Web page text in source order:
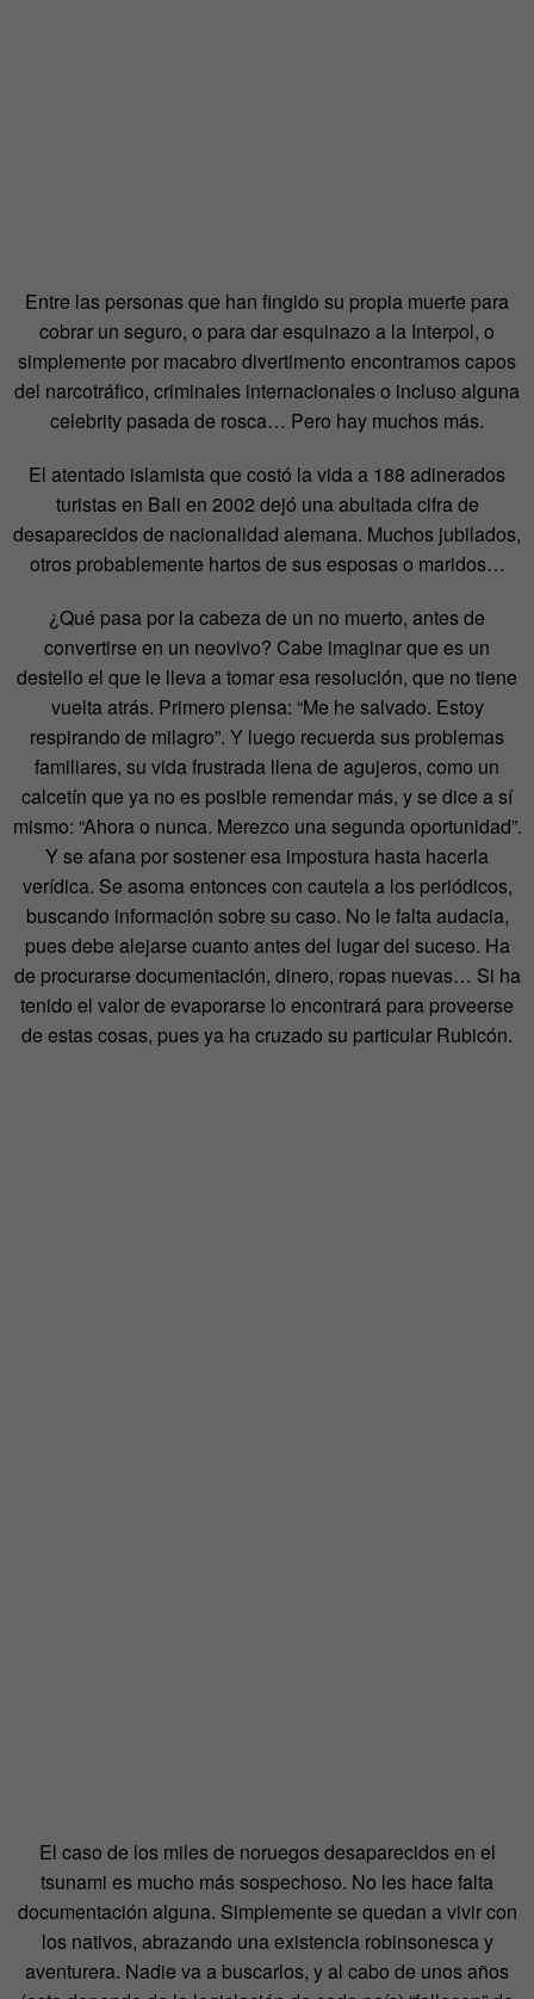
Entre las personas que han fingido su propia muerte para
cobrar un seguro, o para dar esquinazo a la Interpol, o
simplemente por macabro divertimento encontramos capos
del narcotráfico, criminales internacionales o incluso alguna
celebrity pasada de rosca… Pero hay muchos más.
El atentado islamista que costó la vida a 188 adinerados
turistas en Bali en 2002 dejó una abultada cifra de
desaparecidos de nacionalidad alemana. Muchos jubilados,
otros probablemente hartos de sus esposas o maridos…
¿Qué pasa por la cabeza de un no muerto, antes de
convertirse en un neovivo? Cabe imaginar que es un
destello el que le lleva a tomar esa resolución, que no tiene
vuelta atrás. Primero piensa: “Me he salvado. Estoy
respirando de milagro”. Y luego recuerda sus problemas
familiares, su vida frustrada llena de agujeros, como un
calcetín que ya no es posible remendar más, y se dice a sí
mismo: “Ahora o nunca. Merezco una segunda oportunidad”.
Y se afana por sostener esa impostura hasta hacerla
verídica. Se asoma entonces con cautela a los periódicos,
buscando información sobre su caso. No le falta audacia,
pues debe alejarse cuanto antes del lugar del suceso. Ha
de procurarse documentación, dinero, ropas nuevas… Si ha
tenido el valor de evaporarse lo encontrará para proveerse
de estas cosas, pues ya ha cruzado su particular Rubicón.
El caso de los miles de noruegos desaparecidos en el
tsunami es mucho más sospechoso. No les hace falta
documentación alguna. Simplemente se quedan a vivir con
los nativos, abrazando una existencia robinsonesca y
aventurera. Nadie va a buscarlos, y al cabo de unos años